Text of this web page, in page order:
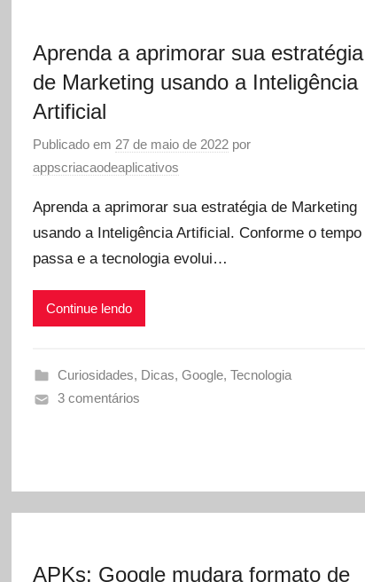
Aprenda a aprimorar sua estratégia
de Marketing usando a Inteligência
Artificial
Publicado em 27 de maio de 2022 por
appscriacaodeaplicativos
Aprenda a aprimorar sua estratégia de Marketing
usando a Inteligência Artificial. Conforme o tempo
passa e a tecnologia evolui…
Continue lendo
Curiosidades, Dicas, Google, Tecnologia
3 comentários
APKs: Google mudara formato de